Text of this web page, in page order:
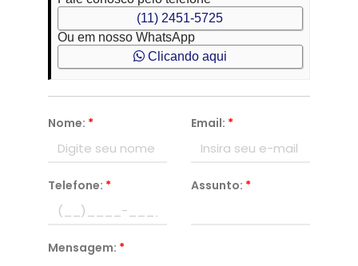
(11) 2451-5725
Ou em nosso WhatsApp
Clicando aqui
Nome: * Email: *
Telefone: * Assunto: *
Mensagem: *